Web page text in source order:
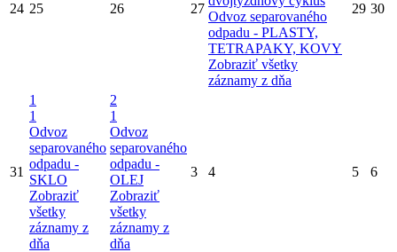
24 25 26 27
Odvoz separovaného
odpadu - PLASTY,
TETRAPAKY, KOVY
Zobraziť všetky
záznamy z dňa
29 30
31
1
1
Odvoz
separovaného
odpadu -
SKLO
Zobraziť
všetky
záznamy z
dňa
2
1
Odvoz
separovaného
odpadu -
OLEJ
Zobraziť
všetky
záznamy z
dňa
3 4 5 6